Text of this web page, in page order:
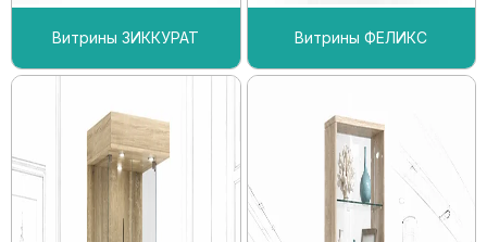
Витрины ЗИККУРАТ Витрины ФЕЛИКС